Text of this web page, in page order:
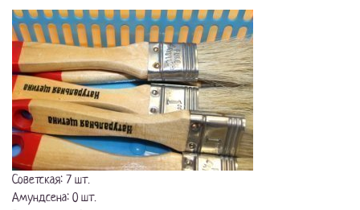
Советская: 7 шт.
Амундсена: 0 шт.